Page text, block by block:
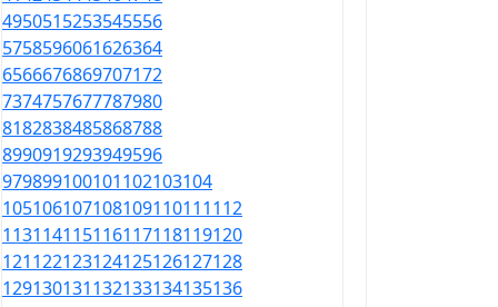
4950515253545556
5758596061626364
6566676869707172
7374757677787980
8182838485868788
8990919293949596
979899100101102103104
105106107108109110111112
113114115116117118119120
121122123124125126127128
129130131132133134135136